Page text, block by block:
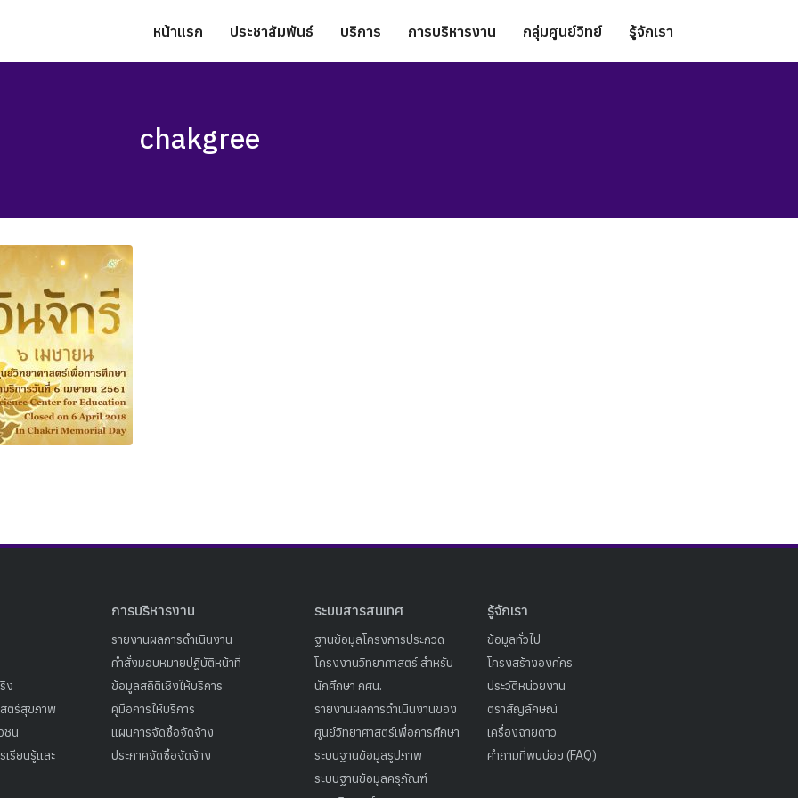
หน้าแรก ประชาสัมพันธ์ บริการ การบริหารงาน กลุ่มศูนย์วิทย์ รู้จักเรา
chakgree
ง
ตร์สุขภาพ
ชน
เรียนรู้และ
การบริหารงาน
รายงานผลการดำเนินงาน
คำสั่งมอบหมายปฏิบัติหน้าที่
ข้อมูลสถิติเชิงให้บริการ
คู่มือการให้บริการ
แผนการจัดซื้อจัดจ้าง
ประกาศจัดซื้อจัดจ้าง
ระบบสารสนเทศ
ฐานข้อมูลโครงการประกวด
โครงงานวิทยาศาสตร์ สำหรับ
นักศึกษา กศน.
รายงานผลการดำเนินงานของ
ศูนย์วิทยาศาสตร์เพื่อการศึกษา
ระบบฐานข้อมูลรูปภาพ
ระบบฐานข้อมูลครุภัณฑ์
รู้จักเรา
ข้อมูลทั่วไป
โครงสร้างองค์กร
ประวัติหน่วยงาน
ตราสัญลักษณ์
เครื่องฉายดาว
คำถามที่พบบ่อย (FAQ)